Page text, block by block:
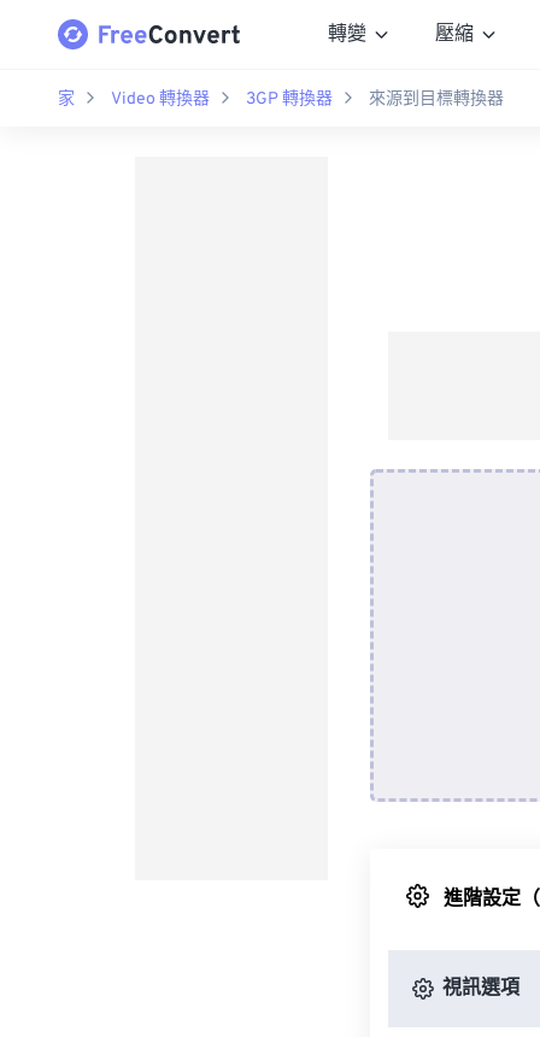
轉變 壓縮
家 Video 轉換器 3GP 轉換器 來源到目標轉換器
進階設定
視訊選項